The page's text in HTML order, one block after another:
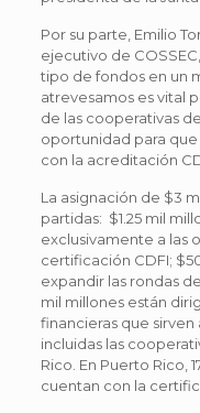
Por su parte, Emilio
ejecutivo de
tipo de fondos en un
atrevesamos es vital
de las cooperativas
oportunidad para
con la acreditación
La asignación de $3
partidas: $1.25 mil
exclusivamente a las
certificación CDFI;
expandir las rondas
mil millones están
financieras que
incluidas las
Rico. En Puerto Rico,
cuentan con la